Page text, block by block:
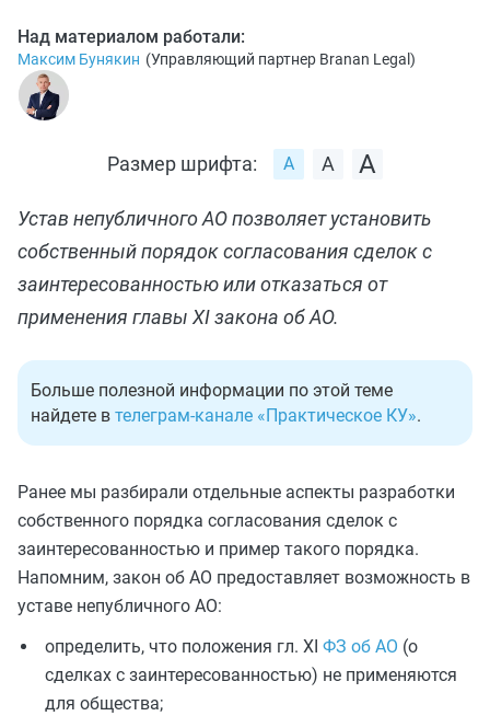
Над материалом работали:
Максим Бунякин (Управляющий партнер Branan Legal)
Размер шрифта:
Устав непубличного АО позволяет установить
собственный порядок согласования сделок с
заинтересованностью или отказаться от
применения главы XI закона об АО.
Больше полезной информации по этой теме
найдете в телеграм-канале «Практическое КУ».
Ранее мы разбирали отдельные аспекты разработки
собственного порядка согласования сделок с
заинтересованностью и пример такого порядка.
Напомним, закон об АО предоставляет возможность в
уставе непубличного АО:
определить, что положения гл. XI ФЗ об АО (о
сделках с заинтересованностью) не применяются
для общества;